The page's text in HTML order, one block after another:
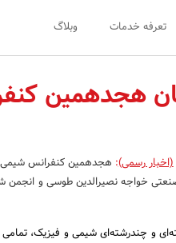
تعرفه خدمات وبلاگ
هجدهمین
(اخبار رسمی): هجدهمین کنفرانس شیمی
و چندرشته‌ای شیمی و فیزیک،